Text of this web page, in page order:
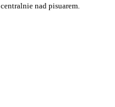
centralnie nad pisuarem.